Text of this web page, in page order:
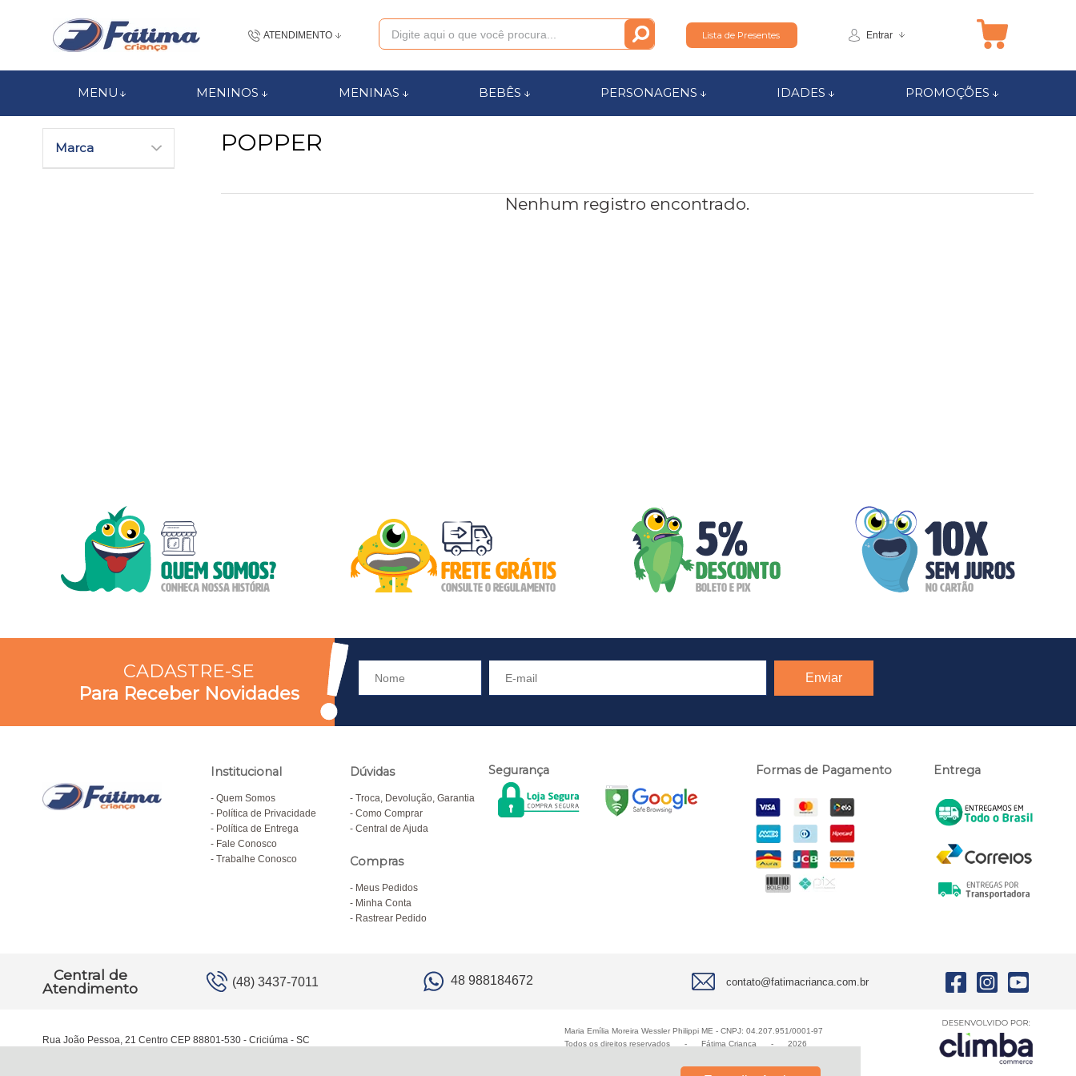
ATENDIMENTO
contato@fatimacrianca.com.br
Lista de Presentes Entrar
MENU MENINOS MENINAS BEBÊS PERSONAGENS IDADES PROMOÇÕES
Marca POPPER
Nenhum registro encontrado.
CADASTRE-SE
Para Receber Novidades
Institucional
Quem Somos
Política de Privacidade
Política de Entrega
Fale Conosco
Trabalhe Conosco
Dúvidas
Troca, Devolução, Garantia
Como Comprar
Central de Ajuda
Compras
Meus Pedidos
Minha Conta
Rastrear Pedido
Segurança Formas de Pagamento Entrega
Central de
Atendimento
(48) 3437-7011 48 988184672 contato@fatimacrianca.com.br
Rua João Pessoa, 21 Centro CEP 88801-530 - Criciúma - SC
Maria Emília Moreira Wessler Philippi ME - CNPJ: 04.207.951/0001-97
Todos os direitos reservados
- Fátima Criança - 2026